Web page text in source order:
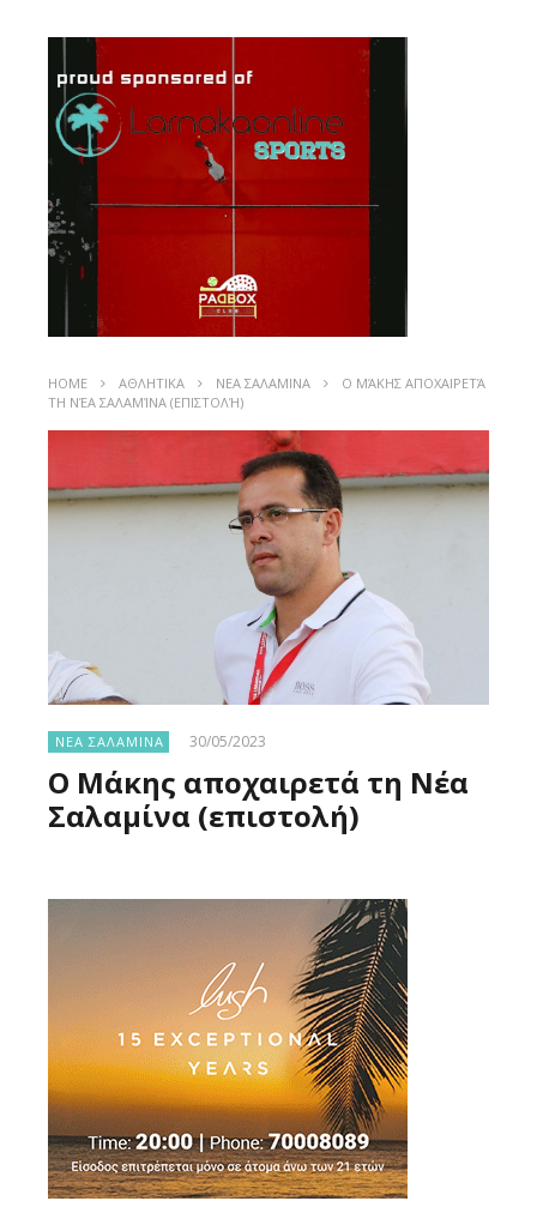
HOME ΑΘΛΗΤΙΚΑ ΝΕΑ ΣΑΛΑΜΙΝΑ
Ο ΜΆΚΗΣ ΑΠΟΧΑΙΡΕΤΆ
ΤΗ ΝΈΑ ΣΑΛΑΜΊΝΑ (ΕΠΙΣΤΟΛΉ)
ΝΕΑ ΣΑΛΑΜΙΝΑ 30/05/2023
Ο Μάκης αποχαιρετά τη Νέα
Σαλαμίνα (επιστολή)